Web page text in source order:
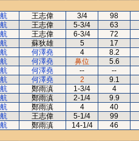
王志偉 3/4 98
王志偉 5-3/4 63
王志偉 6-3/4 72
蘇狄雄 5 17
何澤堯 4 8.2
何澤堯 鼻位 5.6
何澤堯 -- --
何澤堯 2 9.1
鄭雨滇 1-3/4 4
鄭雨滇 2-1/4 9.9
鄭雨滇 4 40
王志偉 5-1/4 99
鄭雨滇 14-1/4 46